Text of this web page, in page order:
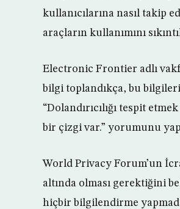
kullanıcılarına nasıl takip
araçların kullanımını
Electronic Frontier adlı
bilgi toplandıkça, bu
“Dolandırıcılığı tespit
bir çizgi var.” yorumunu
World Privacy Forum’un
altında olması gerektiğini
hiçbir bilgilendirme